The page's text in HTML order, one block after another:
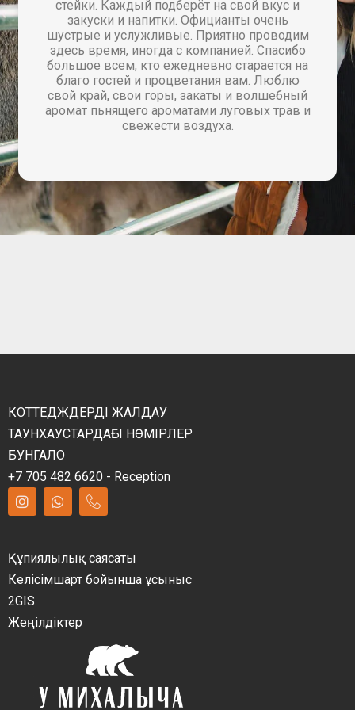
и
на
и
придумали с депозитом на карты,
удобно.
КОТТЕДЖДЕРДІ ЖАЛДАУ
ТАУНХАУСТАРДАҒЫ НӨМІРЛЕР
БУНГАЛО
+7 705 482 6620 - Reception
Құпиялылық саясаты
Келісімшарт бойынша ұсыныс
2GIS
Жеңілдіктер